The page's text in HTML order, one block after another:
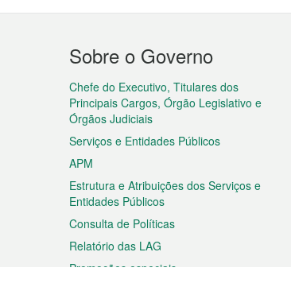
Menu
do
rodapé
Sobre o Governo
Chefe do Executivo, Titulares dos
Principais Cargos, Órgão Legislativo e
Órgãos Judiciais
Serviços e Entidades Públicos
APM
Estrutura e Atribuições dos Serviços e
Entidades Públicos
Consulta de Políticas
Relatório das LAG
Promoções especiais